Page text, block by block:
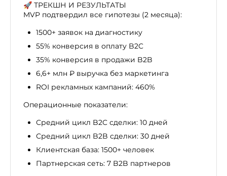
🚀 ТРЕКШН И РЕЗУЛЬТАТЫ
MVP подтвердил все гипотезы (2 месяца):
1500+ заявок на диагностику
55% конверсия в оплату B2C
35% конверсия в продажи B2B
6,6+ млн ₽ выручка без маркетинга
ROI рекламных кампаний: 460%
Операционные показатели:
Средний цикл B2C сделки: 10 дней
Средний цикл B2B сделки: 30 дней
Клиентская база: 1500+ человек
Партнерская сеть: 7 B2B партнеров